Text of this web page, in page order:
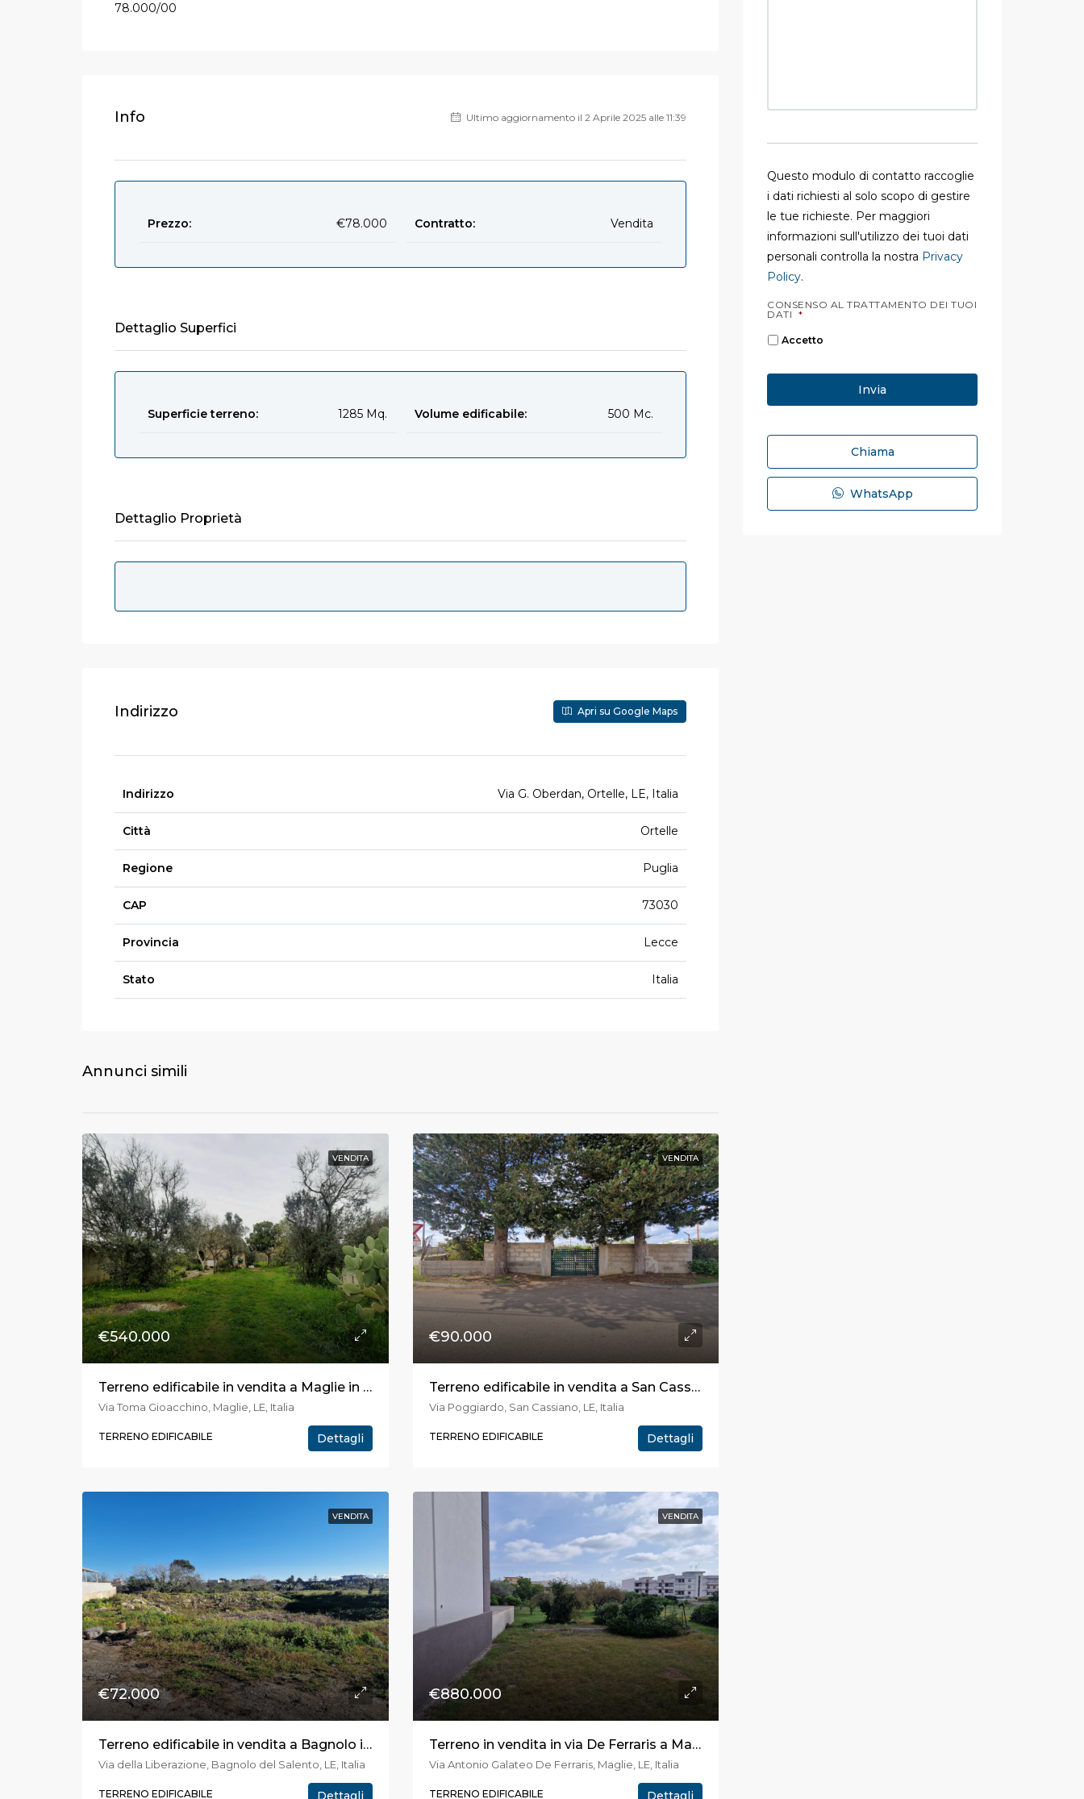
78.000/00
Info Ultimo aggiornamento il 2 Aprile 2025 alle 11:39
Prezzo: €78.000 Contratto: Vendita
Dettaglio Superfici
Superficie terreno: 1285 Mq. Volume edificabile: 500 Mc.
Dettaglio Proprietà
Indirizzo Apri su Google Maps
Indirizzo Via G. Oberdan, Ortelle, LE, Italia
Città Ortelle
Regione Puglia
CAP 73030
Provincia Lecce
Stato Italia
Annunci simili
VENDITA
€540.000
Terreno edificabile in vendita a Maglie in via G. Toma
Via Toma Gioacchino, Maglie, LE, Italia
TERRENO EDIFICABILE Dettagli
VENDITA
€90.000
Terreno edificabile in vendita a San Cassiano in via Poggiardo
Via Poggiardo, San Cassiano, LE, Italia
TERRENO EDIFICABILE Dettagli
VENDITA
€72.000
Terreno edificabile in vendita a Bagnolo in località Caro-Vigna
Via della Liberazione, Bagnolo del Salento, LE, Italia
TERRENO EDIFICABILE Dettagli
VENDITA
€880.000
Terreno in vendita in via De Ferraris a Maglie
Via Antonio Galateo De Ferraris, Maglie, LE, Italia
TERRENO EDIFICABILE Dettagli
Questo modulo di contatto raccoglie
i dati richiesti al solo scopo di gestire
le tue richieste. Per maggiori
informazioni sull'utilizzo dei tuoi dati
personali controlla la nostra Privacy
Policy.
CONSENSO AL TRATTAMENTO DEI TUOI
DATI *
Accetto
Chiama
WhatsApp